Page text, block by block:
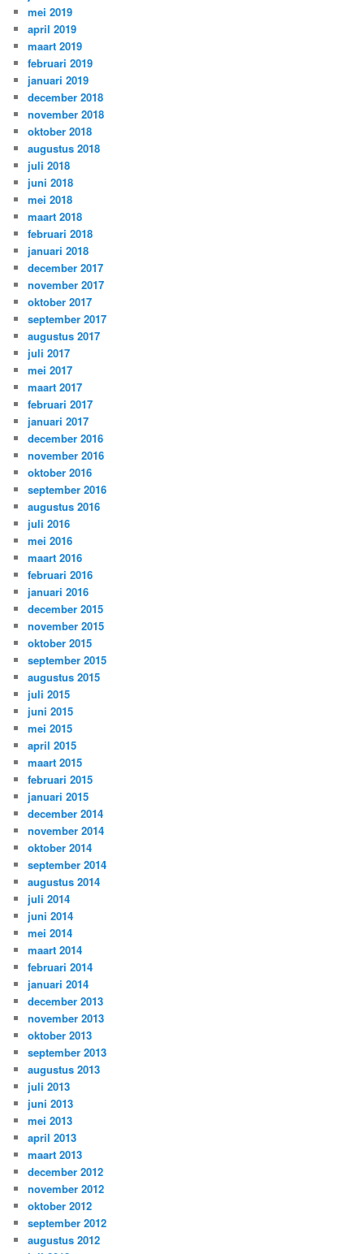
mei 2019
april 2019
maart 2019
februari 2019
januari 2019
december 2018
november 2018
oktober 2018
augustus 2018
juli 2018
juni 2018
mei 2018
maart 2018
februari 2018
januari 2018
december 2017
november 2017
oktober 2017
september 2017
augustus 2017
juli 2017
mei 2017
maart 2017
februari 2017
januari 2017
december 2016
november 2016
oktober 2016
september 2016
augustus 2016
juli 2016
mei 2016
maart 2016
februari 2016
januari 2016
december 2015
november 2015
oktober 2015
september 2015
augustus 2015
juli 2015
juni 2015
mei 2015
april 2015
maart 2015
februari 2015
januari 2015
december 2014
november 2014
oktober 2014
september 2014
augustus 2014
juli 2014
juni 2014
mei 2014
maart 2014
februari 2014
januari 2014
december 2013
november 2013
oktober 2013
september 2013
augustus 2013
juli 2013
juni 2013
mei 2013
april 2013
maart 2013
december 2012
november 2012
oktober 2012
september 2012
augustus 2012